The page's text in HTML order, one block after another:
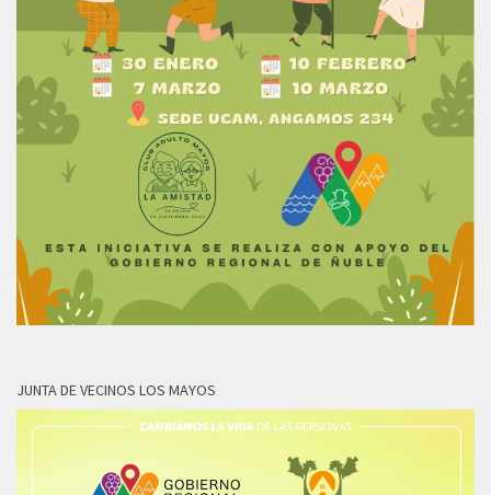
JUNTA DE VECINOS LOS MAYOS